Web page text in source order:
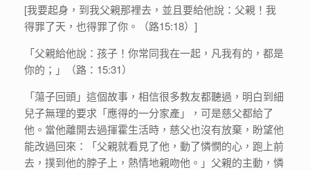
[我要起身，到我父親那裡去，並且要給他說：父親！我
得罪了天，也得罪了你。（路15:18）]
「父親給他說：孩子！你常同我在一起，凡我有的，都是
你的；」（路：15:31）
「蕩子回頭」這個故事，相信很多教友都聽過，明白到細
兒子無理的要求「應得的一分家產」，可是慈父都給了
他。當他離開去過揮霍生活時，慈父也沒有放棄，盼望他
能改過回來：「父親就看見了他，動了憐憫的心，跑上前
去，撲到他的脖子上，熱情地親吻他。」父親的主動，憐